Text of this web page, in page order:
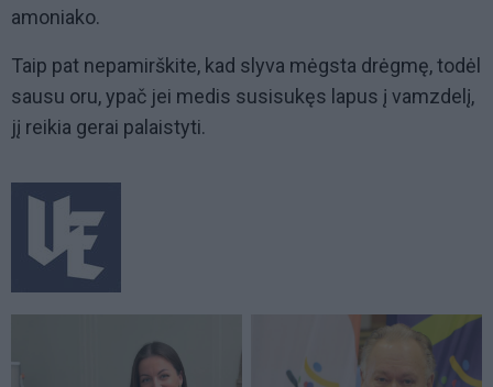
amoniako.
Taip pat nepamirškite, kad slyva mėgsta drėgmę, todėl
sausu oru, ypač jei medis susisukęs lapus į vamzdelį,
jį reikia gerai palaistyti.